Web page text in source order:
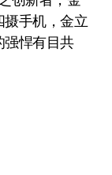
摄手机，金立
强悍有目共